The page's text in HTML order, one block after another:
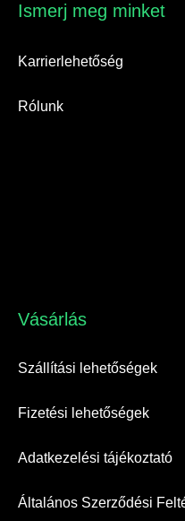
Ismerj meg minket​
Karrierlehetőség
Rólunk
Vásárlás​
Szállítási lehetőségek
Fizetési lehetőségek
Adatkezelési tájékoztató
Általános Szerződési